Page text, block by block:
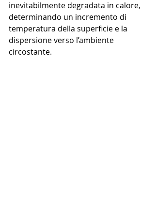
inevitabilmente degradata in calore,
determinando un incremento di
temperatura della superficie e la
dispersione verso l’ambiente
circostante.